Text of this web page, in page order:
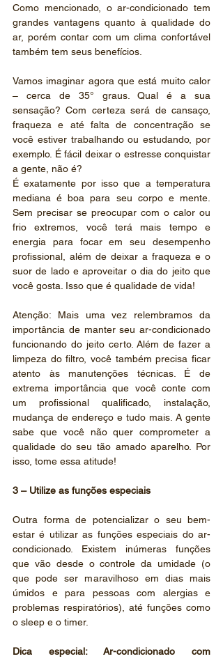
Como mencionado, o ar-condicionado tem
grandes vantagens quanto à qualidade do
ar, porém contar com um clima confortável
também tem seus benefícios.
Vamos imaginar agora que está muito calor
– cerca de 35° graus. Qual é a sua
sensação? Com certeza será de cansaço,
fraqueza e até falta de concentração se
você estiver trabalhando ou estudando, por
exemplo. É fácil deixar o estresse conquistar
a gente, não é?
É exatamente por isso que a temperatura
mediana é boa para seu corpo e mente.
Sem precisar se preocupar com o calor ou
frio extremos, você terá mais tempo e
energia para focar em seu desempenho
profissional, além de deixar a fraqueza e o
suor de lado e aproveitar o dia do jeito que
você gosta. Isso que é qualidade de vida!
Atenção: Mais uma vez relembramos da
importância de manter seu ar-condicionado
funcionando do jeito certo. Além de fazer a
limpeza do filtro, você também precisa ficar
atento às manutenções técnicas. É de
extrema importância que você conte com
um profissional qualificado, instalação,
mudança de endereço e tudo mais. A gente
sabe que você não quer comprometer a
qualidade do seu tão amado aparelho. Por
isso, tome essa atitude!
3 – Utilize as funções especiais
Outra forma de potencializar o seu bem-
estar é utilizar as funções especiais do ar-
condicionado. Existem inúmeras funções
que vão desde o controle da umidade (o
que pode ser maravilhoso em dias mais
úmidos e para pessoas com alergias e
problemas respiratórios), até funções como
o sleep e o timer.
Dica especial: Ar-condicionado com